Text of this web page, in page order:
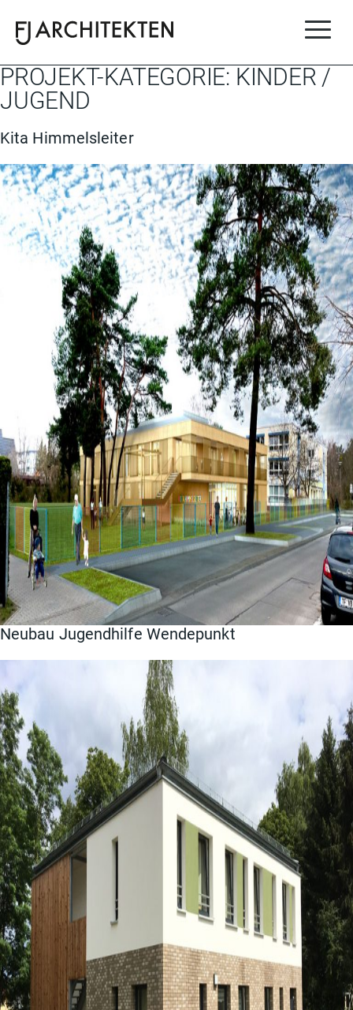
FJ-Architekten
für ihr besonderes Projekt.
PROJEKT-KATEGORIE: KINDER /
JUGEND
Kita Himmelsleiter
Neubau Jugendhilfe Wendepunkt